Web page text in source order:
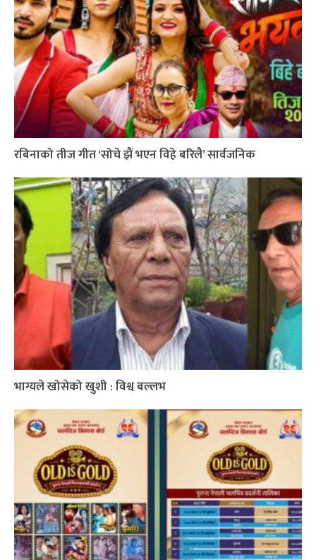
रबिनाको तीज गीत ‘सोचे झैं भएन विहे बरिलै’ सार्वजनिक
भाग्यले खोसेको खुशी : विश्व बल्लभ